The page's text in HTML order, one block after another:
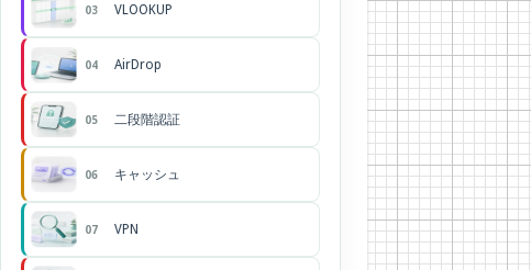
03 VLOOKUP
04 AirDrop
05 二段階認証
06 キャッシュ
07 VPN